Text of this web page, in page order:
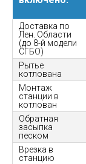
Доставка по
Лен. Области
(до 8-й модели
СГБО)
Рытье
котлована
Монтаж
станции в
котлован
Обратная
засыпка
песком
Врезка в
станцию